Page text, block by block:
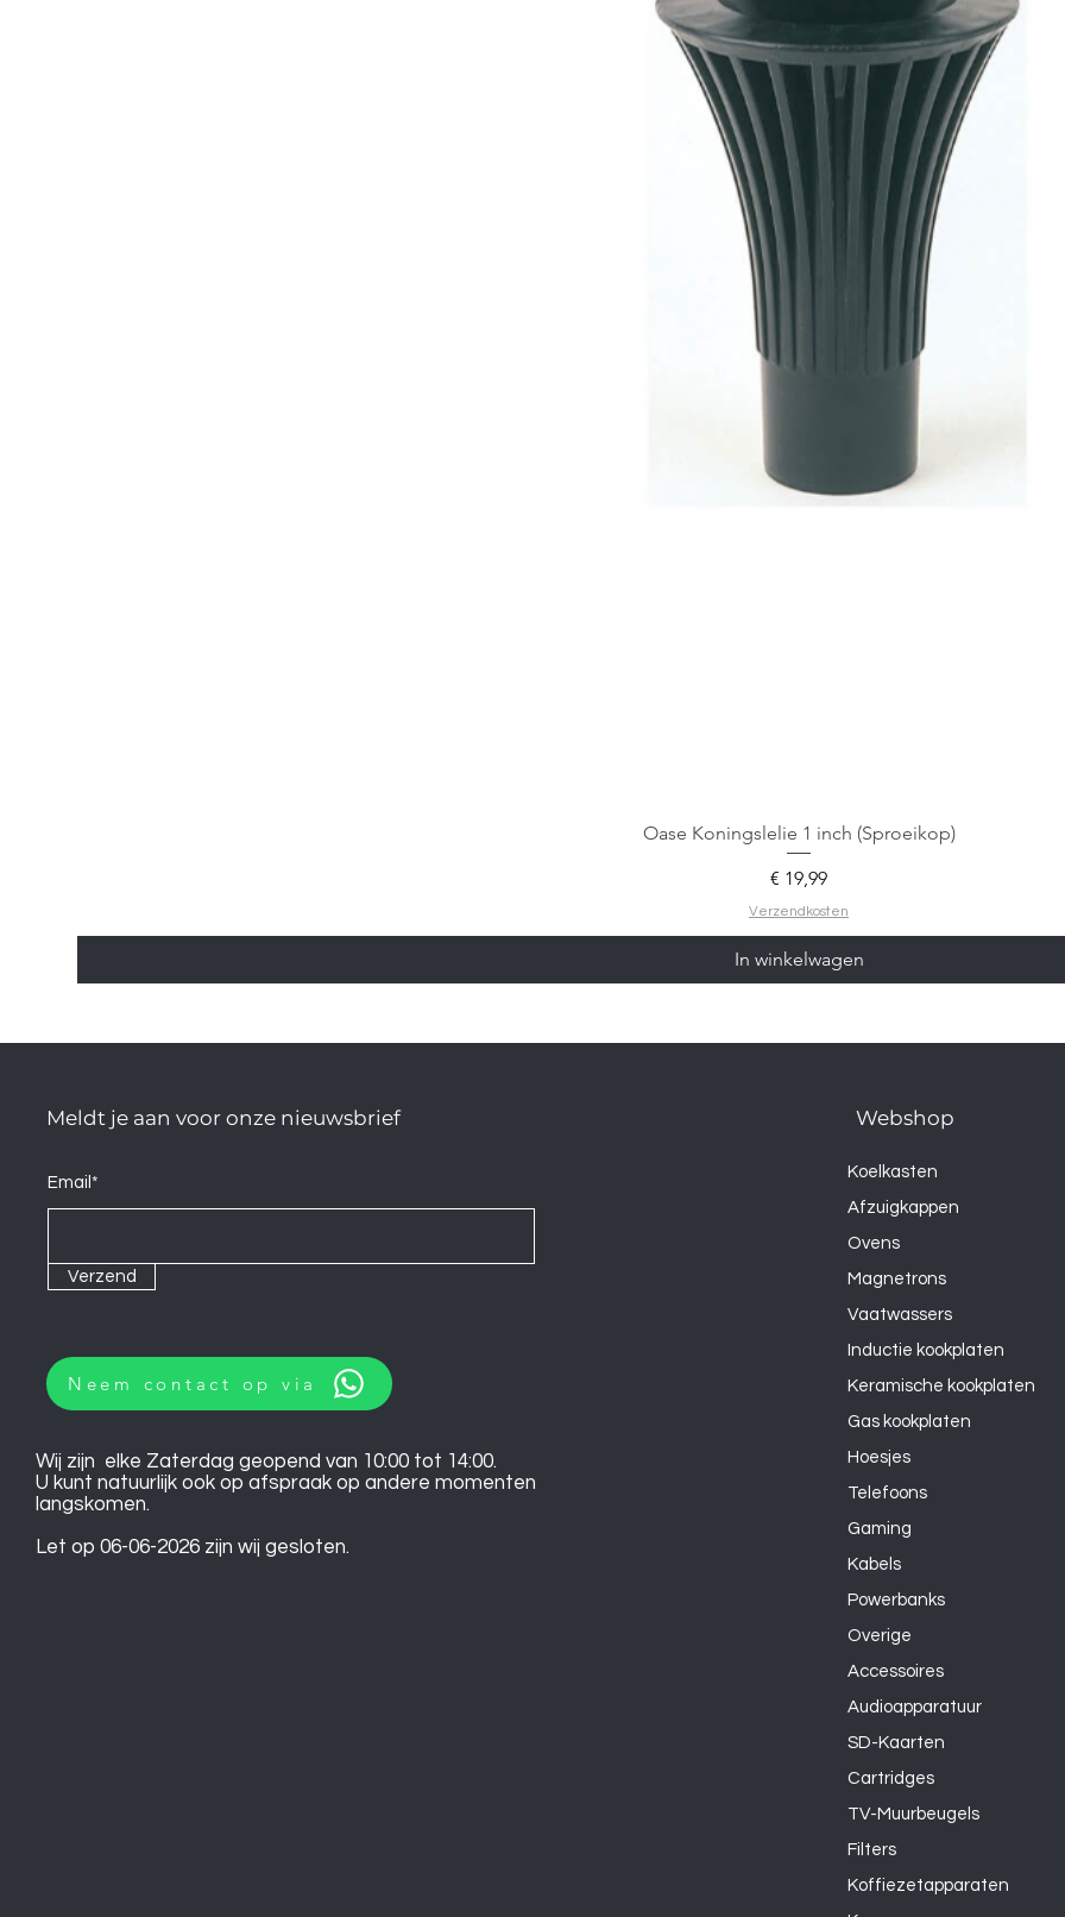
Oase Koningslelie 1 inch (Sproeikop)
Prijs
€ 19,99
Verzendkosten
In winkelwagen
Meldt je aan voor onze nieuwsbrief
Email*
Verzend
Neem contact op via
Wij zijn elke Zaterdag geopend van 10:00 tot 14:00.
U kunt natuurlijk ook op afspraak op andere momenten
langskomen.
Let op 06-06-2026 zijn wij gesloten.
Webshop
Koelkasten
Afzuigkappen
Ovens
Magnetrons
Vaatwassers
Inductie kookplaten
Keramische kookplaten
Gas kookplaten
Hoesjes
Telefoons
Gaming
Kabels
Powerbanks
Overige
Accessoires
Audioapparatuur
SD-Kaarten
Cartridges
TV-Muurbeugels
Filters
Koffiezetapparaten